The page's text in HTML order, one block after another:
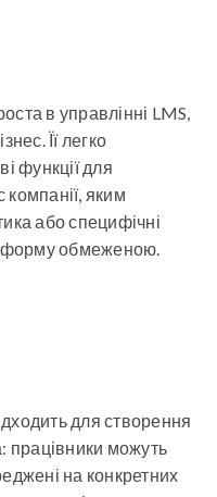
в управлінні LMS,
Її легко
функції для
яким
або специфічні
обмеженою.
для створення
працівники можуть
на конкретних